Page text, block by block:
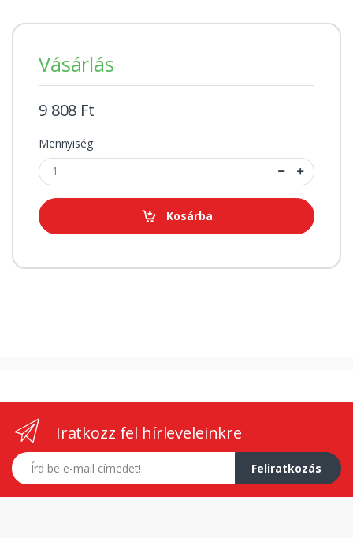
Vásárlás
9 808 Ft
Mennyiség
Kosárba
Iratkozz fel hírleveleinkre
E-mail címed
Feliratkozás